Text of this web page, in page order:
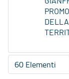
60 Elementi
Per